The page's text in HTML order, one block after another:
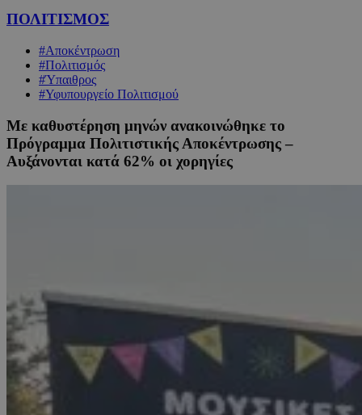
ΠΟΛΙΤΙΣΜΟΣ
#Αποκέντρωση
#Πολιτισμός
#Ύπαιθρος
#Υφυπουργείο Πολιτισμού
Με καθυστέρηση μηνών ανακοινώθηκε το
Πρόγραμμα Πολιτιστικής Αποκέντρωσης –
Αυξάνονται κατά 62% οι χορηγίες